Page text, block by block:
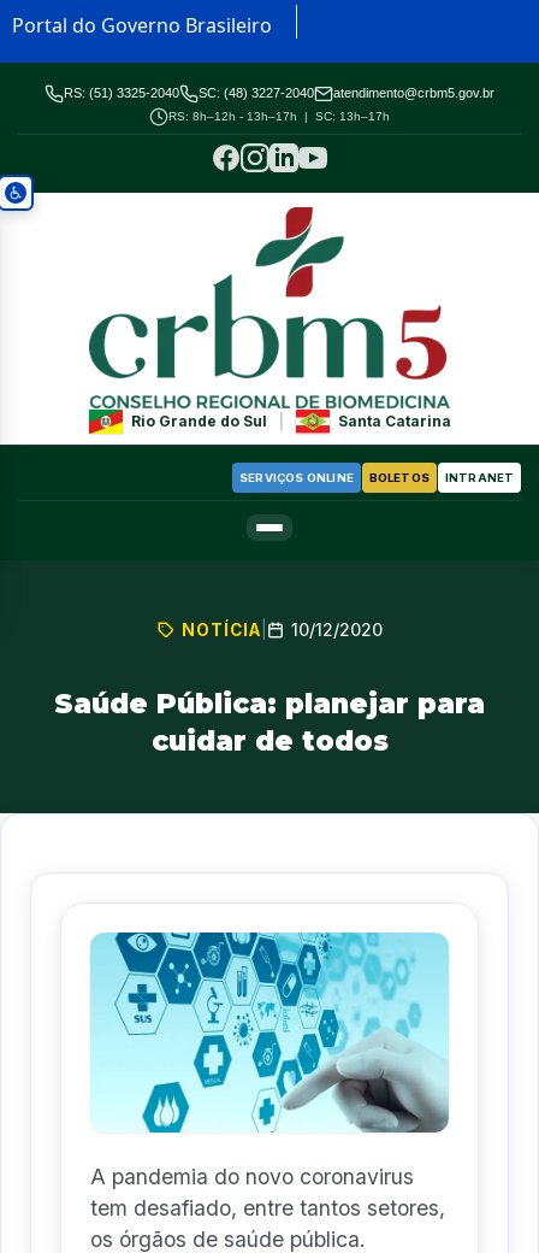
Portal do Governo Brasileiro
RS: (51) 3325-2040 SC: (48) 3227-2040 atendimento@crbm5.gov.br
RS: 8h–12h - 13h–17h | SC: 13h–17h
Rio Grande do Sul Santa Catarina
SERVIÇOS ONLINE BOLETOS INTRANET
NOTÍCIA 10/12/2020
Saúde Pública: planejar para
cuidar de todos
A pandemia do novo coronavirus
tem desafiado, entre tantos setores,
os órgãos de saúde pública.